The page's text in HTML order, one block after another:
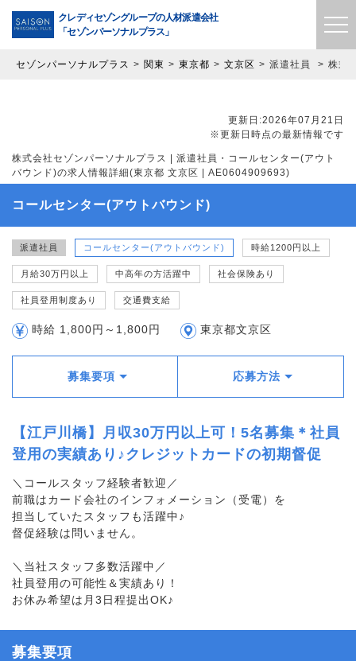
クレディセゾングループの人材派遣会社
「セゾンパーソナルプラス」
セゾンパーソナルプラス 関東 東京都 文京区 派遣社員 株式
更新日:2026年07月21日
※更新日時点の最新情報です
株式会社セゾンパーソナルプラス | 派遣社員・コールセンター(アウト
バウンド)の求人情報詳細(東京都 文京区 | AE0604909693)
コールセンター(アウトバウンド)
派遣社員 コールセンター(アウトバウンド) 時給1200円以上
月給30万円以上 中高年の方活躍中 社会保険あり
社員登用制度あり 交通費支給
時給 1,800円～1,800円 東京都文京区
募集要項 応募方法
【江戸川橋】月収30万円以上可！5名募集＊社員
登用の実績あり♪クレジットカードの初期督促
＼コールスタッフ経験者歓迎／
前職はカード会社のインフォメーション（受電）を
担当していたスタッフも活躍中♪
督促経験は問いません。
＼当社スタッフ多数活躍中／
社員登用の可能性＆実績あり！
お休み希望は月3日程提出OK♪
募集要項